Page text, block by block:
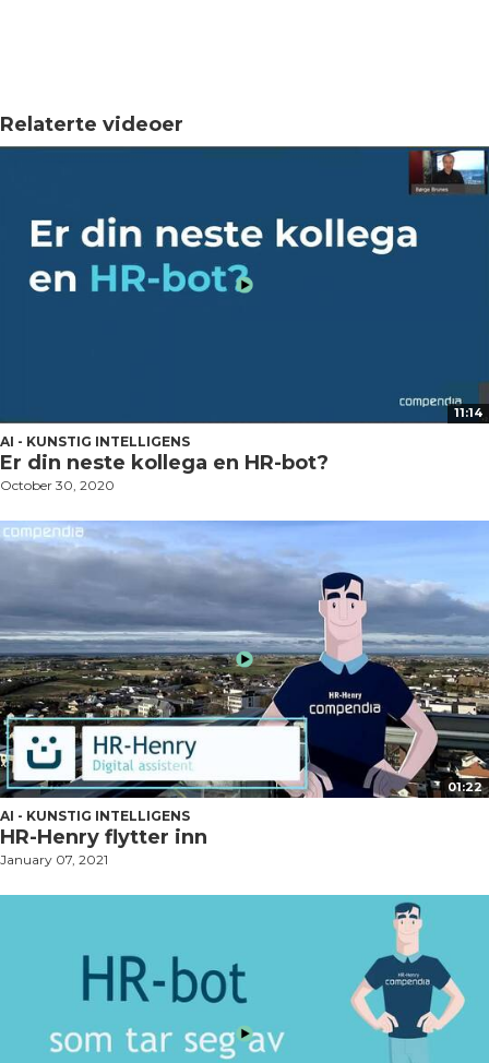
Relaterte videoer
11:14
AI - KUNSTIG INTELLIGENS
Er din neste kollega en HR-bot?
October 30, 2020
01:22
AI - KUNSTIG INTELLIGENS
HR-Henry flytter inn
January 07, 2021